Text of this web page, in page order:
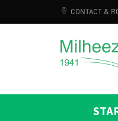
CONTACT &